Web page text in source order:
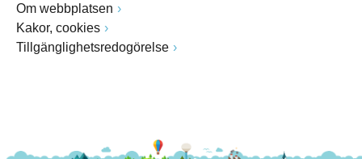
Om webbplatsen
Kakor, cookies
Tillgänglighetsredogörelse